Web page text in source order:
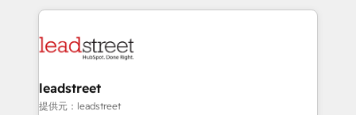
HubSpot projects for mid-market and enterprise
combine HubSpot, data, and AI to design connected
and technology for predictable, scalable revenue
growth. Our expertise spans RevOps, CRM and data
leadstreet
提供元：leadstreet